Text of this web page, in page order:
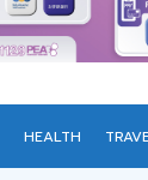
HEALTH